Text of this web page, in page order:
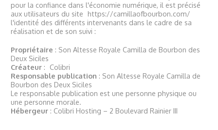
pour la confiance dans l'économie numérique, il est précisé
aux utilisateurs du site
https://camillaofbourbon.com/
l'identité des différents intervenants dans le cadre de sa
réalisation et de son suivi :
Propriétaire : Son Altesse Royale Camilla de Bourbon des
Deux Siciles
Créateur :
Colibri
Responsable publication : Son Altesse Royale Camilla de
Bourbon des Deux Siciles
Le responsable publication est une personne physique ou
une personne morale.
Hébergeur : Colibri Hosting – 2 Boulevard Rainier III